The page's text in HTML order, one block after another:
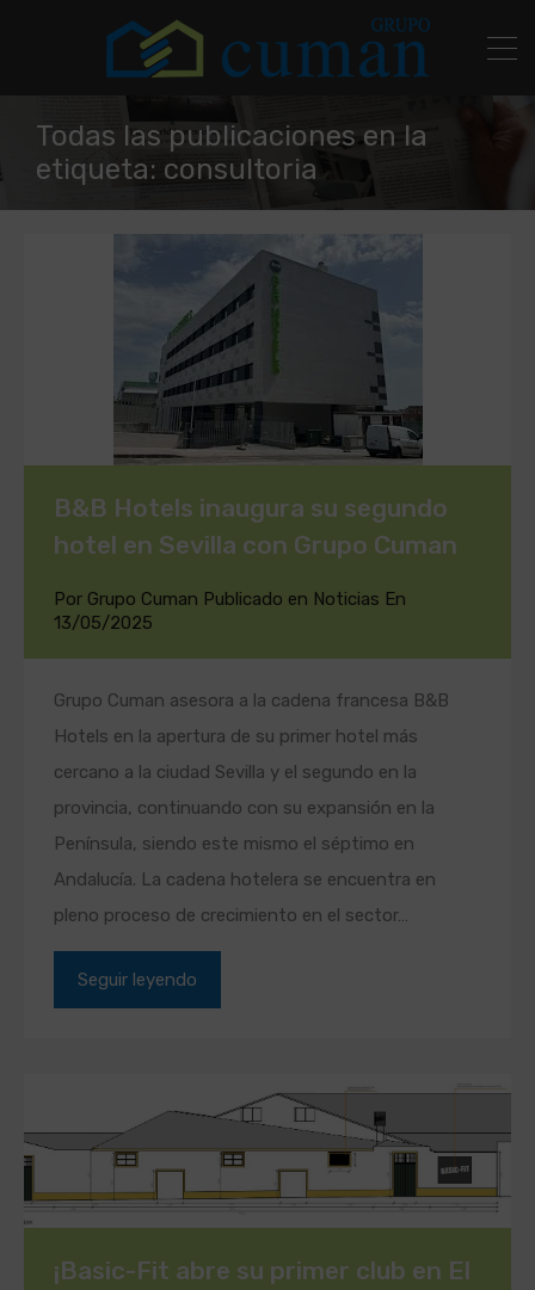
Todas las publicaciones en la
etiqueta: consultoria
B&B Hotels inaugura su segundo
hotel en Sevilla con Grupo Cuman
Por Grupo Cuman Publicado en Noticias En
13/05/2025
Grupo Cuman asesora a la cadena francesa B&B
Hotels en la apertura de su primer hotel más
cercano a la ciudad Sevilla y el segundo en la
provincia, continuando con su expansión en la
Península, siendo este mismo el séptimo en
Andalucía. La cadena hotelera se encuentra en
pleno proceso de crecimiento en el sector…
Seguir leyendo
¡Basic-Fit abre su primer club en El